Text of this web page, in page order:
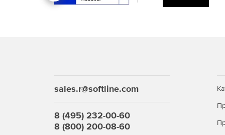
sales.r@softline.com
8 (495) 232-00-60
8 (800) 200-08-60